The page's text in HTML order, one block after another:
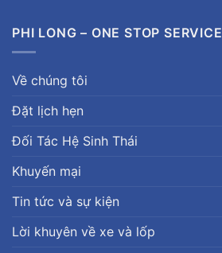
PHI LONG – ONE STOP SERVICE
Về chúng tôi
Đặt lịch hẹn
Đối Tác Hệ Sinh Thái
Khuyến mại
Tin tức và sự kiện
Lời khuyên về xe và lốp